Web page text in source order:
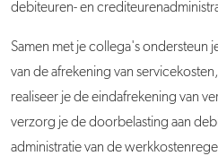
debiteuren- en
Samen met je collega's ondersteun
van de afrekening van
realiseer je de eindafrekening van
verzorg je de doorbelasting aan
administratie van de